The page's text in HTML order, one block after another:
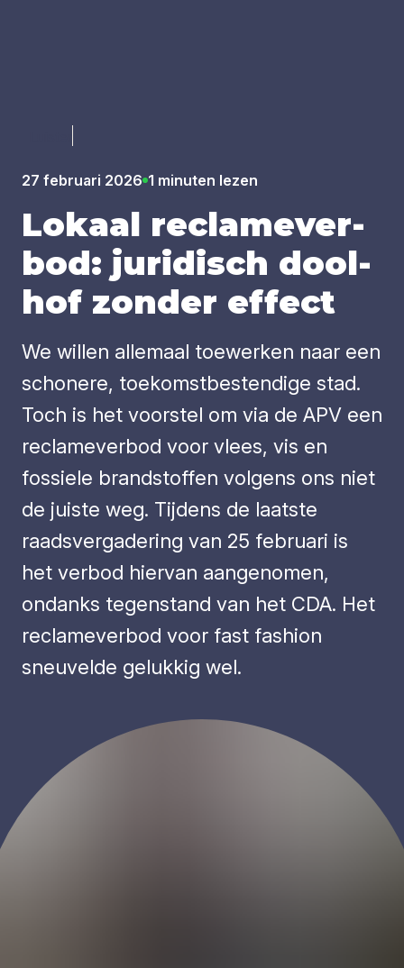
27 februari 2026 1 minuten lezen
Lokaal recla­me­ver­
bod: juri­disch dool­
hof zon­der effect
We willen allemaal toewerken naar een
schonere, toekomstbestendige stad.
Toch is het voorstel om via de APV een
reclameverbod voor vlees, vis en
fossiele brandstoffen volgens ons niet
de juiste weg. Tijdens de laatste
raadsvergadering van 25 februari is
het verbod hiervan aangenomen,
ondanks tegenstand van het CDA. Het
reclameverbod voor fast fashion
sneuvelde gelukkig wel.